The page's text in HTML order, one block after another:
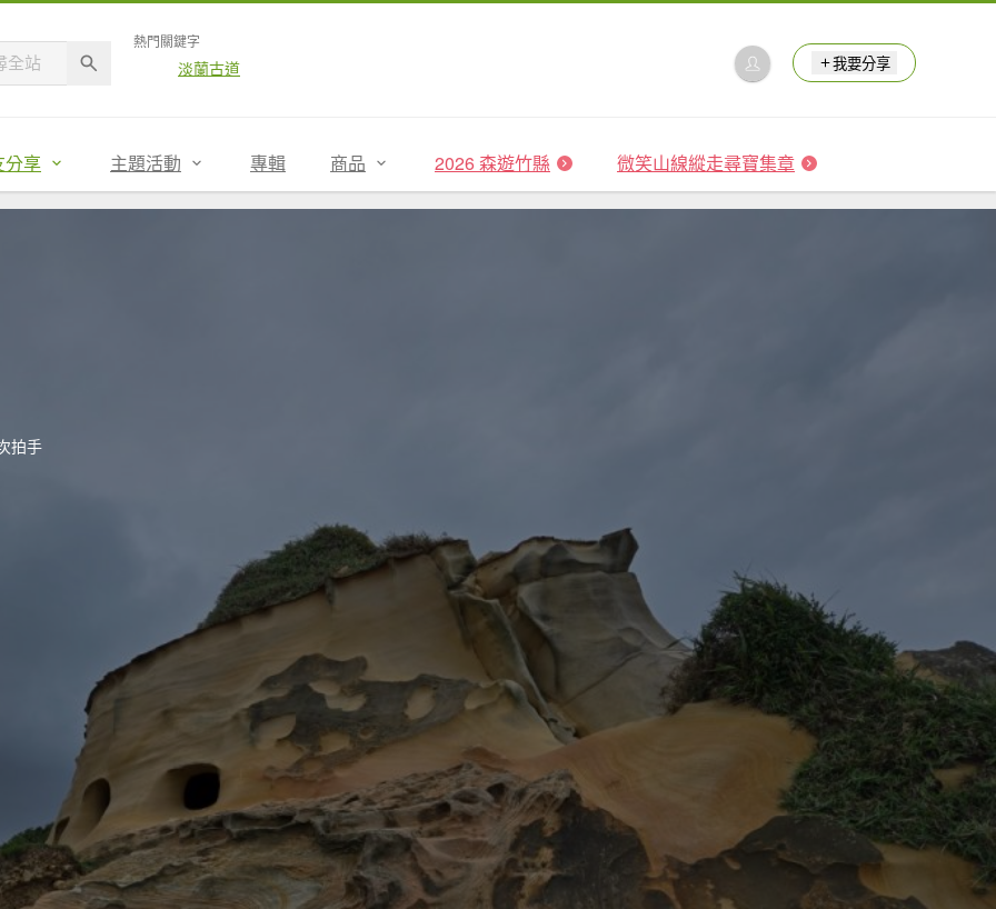
熱門關鍵字
淡蘭古道 我要分享
分享 主題活動 專輯 商品 2026 森遊竹縣 微笑山線縱走尋寶集章
拍手